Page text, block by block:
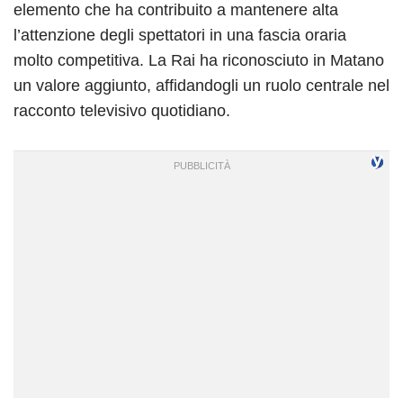
elemento che ha contribuito a mantenere alta
l’attenzione degli spettatori in una fascia oraria
molto competitiva. La Rai ha riconosciuto in Matano
un valore aggiunto, affidandogli un ruolo centrale nel
racconto televisivo quotidiano.